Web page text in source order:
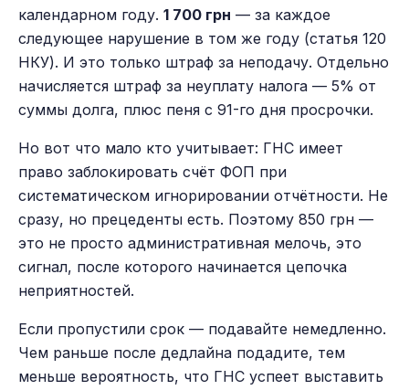
календарном году. 1 700 грн — за каждое
следующее нарушение в том же году (статья 120
НКУ). И это только штраф за неподачу. Отдельно
начисляется штраф за неуплату налога — 5% от
суммы долга, плюс пеня с 91-го дня просрочки.
Но вот что мало кто учитывает: ГНС имеет
право заблокировать счёт ФОП при
систематическом игнорировании отчётности. Не
сразу, но прецеденты есть. Поэтому 850 грн —
это не просто административная мелочь, это
сигнал, после которого начинается цепочка
неприятностей.
Если пропустили срок — подавайте немедленно.
Чем раньше после дедлайна подадите, тем
меньше вероятность, что ГНС успеет выставить